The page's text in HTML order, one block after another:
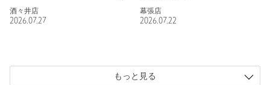
酒々井店
2026.07.27
幕張店
2026.07.22
もっと見る